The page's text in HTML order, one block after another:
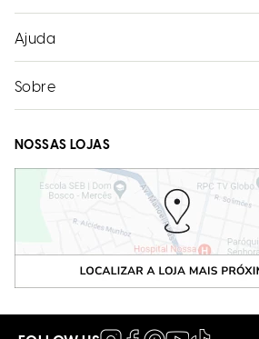
Ajuda
Sobre
NOSSAS LOJAS